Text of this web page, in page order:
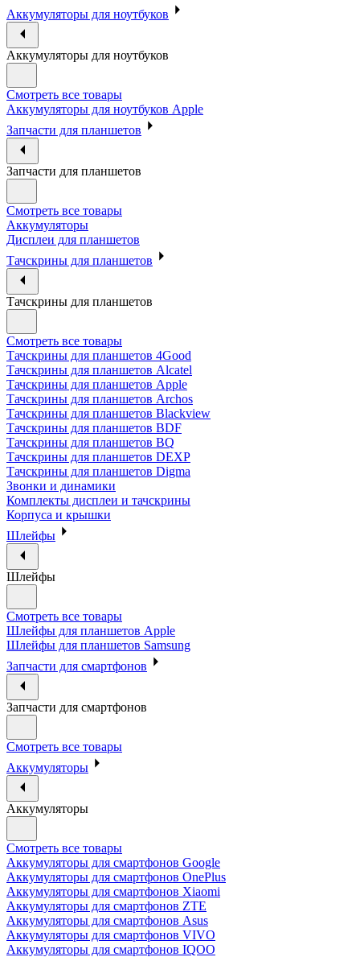
Аккумуляторы для ноутбуков
Аккумуляторы для ноутбуков
Смотреть все товары
Аккумуляторы для ноутбуков Apple
Запчасти для планшетов
Запчасти для планшетов
Смотреть все товары
Аккумуляторы
Дисплеи для планшетов
Тачскрины для планшетов
Тачскрины для планшетов
Смотреть все товары
Тачскрины для планшетов 4Good
Тачскрины для планшетов Alcatel
Тачскрины для планшетов Apple
Тачскрины для планшетов Archos
Тачскрины для планшетов Blackview
Тачскрины для планшетов BDF
Тачскрины для планшетов BQ
Тачскрины для планшетов DEXP
Тачскрины для планшетов Digma
Звонки и динамики
Комплекты дисплеи и тачскрины
Корпуса и крышки
Шлейфы
Шлейфы
Смотреть все товары
Шлейфы для планшетов Apple
Шлейфы для планшетов Samsung
Запчасти для смартфонов
Запчасти для смартфонов
Смотреть все товары
Аккумуляторы
Аккумуляторы
Смотреть все товары
Аккумуляторы для смартфонов Google
Аккумуляторы для смартфонов OnePlus
Аккумуляторы для смартфонов Xiaomi
Аккумуляторы для смартфонов ZTE
Аккумуляторы для cмартфонов Asus
Аккумуляторы для смартфонов VIVO
Аккумуляторы для смартфонов IQOO